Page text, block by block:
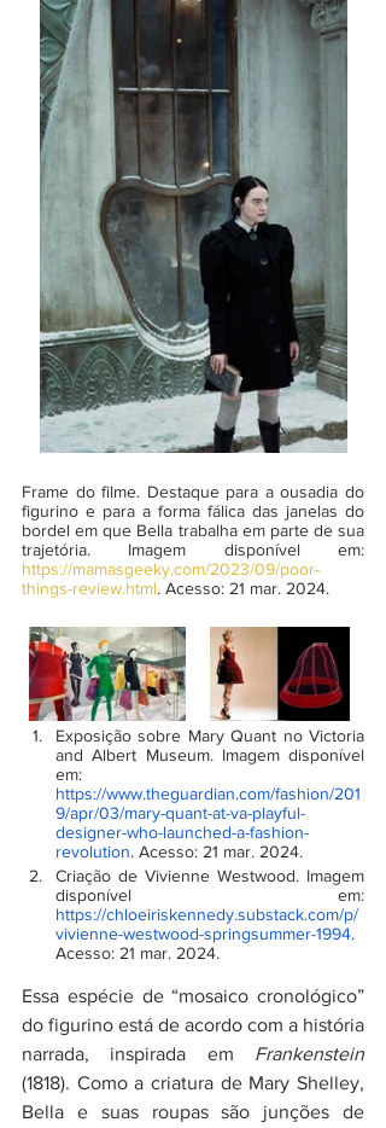
Frame do filme. Destaque para a ousadia do
figurino e para a forma fálica das janelas do
bordel em que Bella trabalha em parte de sua
https://mamasgeeky.com/2023/09/poor-
things-review.html. Acesso: 21 mar. 2024.
Exposição sobre Mary Quant no Victoria
and Albert Museum. Imagem disponível
https://www.theguardian.com/fashion/201
9/apr/03/mary-quant-at-va-playful-
designer-who-launched-a-fashion-
revolution. Acesso: 21 mar. 2024.
Criação de Vivienne Westwood. Imagem
https://chloeiriskennedy.substack.com/p/
vivienne-westwood-springsummer-1994.
Acesso: 21 mar. 2024.
Essa espécie de “mosaico cronológico”
do figurino está de acordo com a história
narrada, inspirada em Frankenstein
(1818). Como a criatura de Mary Shelley,
Bella e suas roupas são junções de